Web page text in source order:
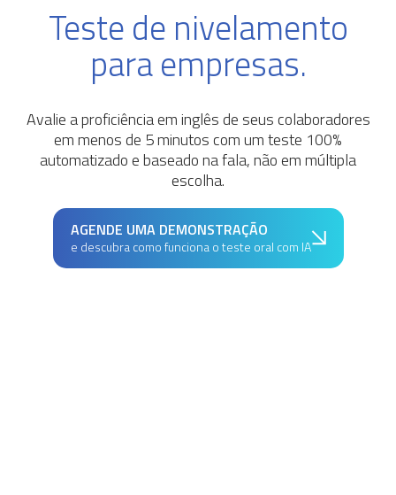
Teste de nivelamento
para empresas.
Avalie a proficiência em inglês de seus colaboradores
em menos de 5 minutos com um teste 100%
automatizado e baseado na fala, não em múltipla
escolha.
AGENDE UMA DEMONSTRAÇÃO
e descubra como funciona o teste oral com IA